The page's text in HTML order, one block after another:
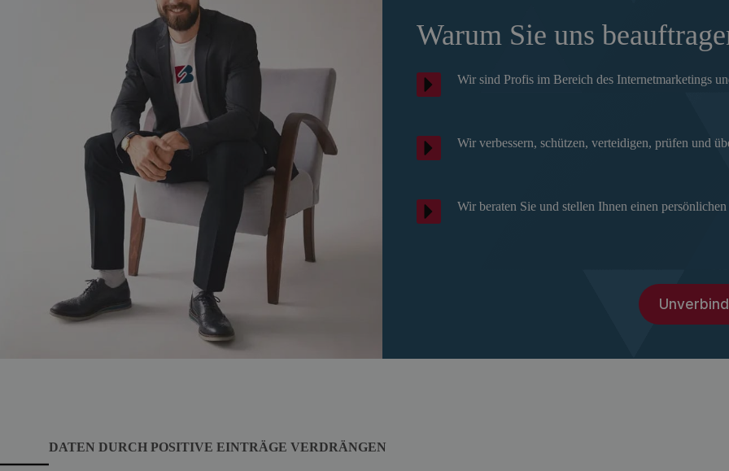
Warum Sie uns
Wir sind Profis im Bereich des Internetmarketings
Wir verbessern, schützen, verteidigen, prüfen und
Wir beraten Sie und stellen Ihnen einen
DATEN DURCH POSITIVE EINTRÄGE VERDRÄNGEN